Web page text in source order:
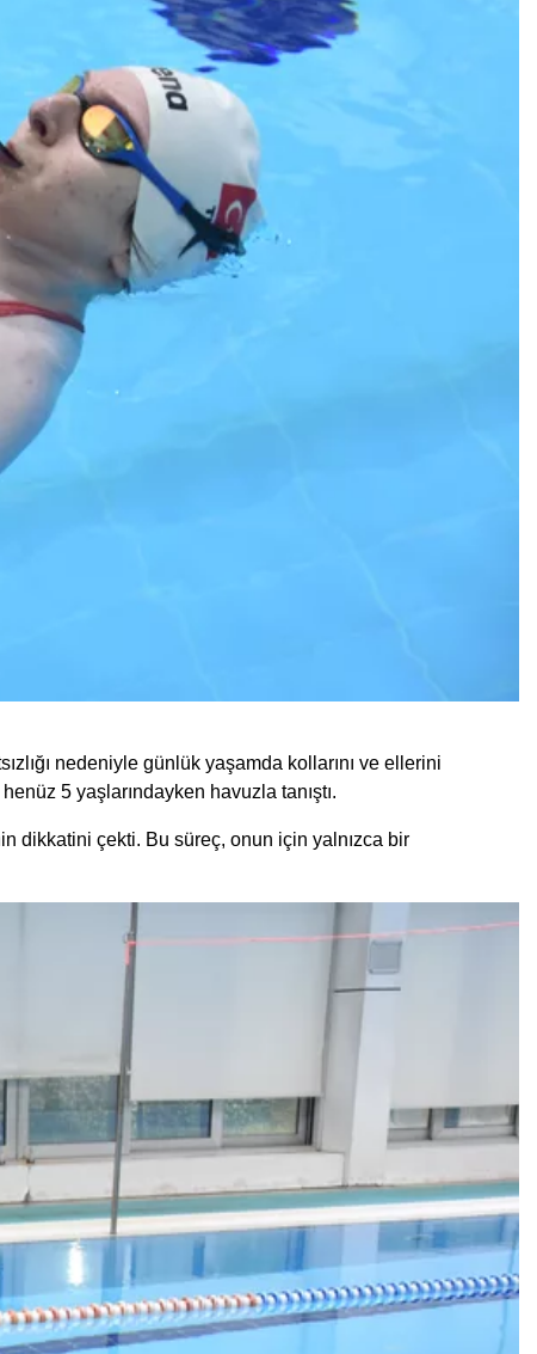
nedeniyle günlük yaşamda kollarını ve ellerini
5 yaşlarındayken havuzla tanıştı.
dikkatini çekti. Bu süreç, onun için yalnızca bir